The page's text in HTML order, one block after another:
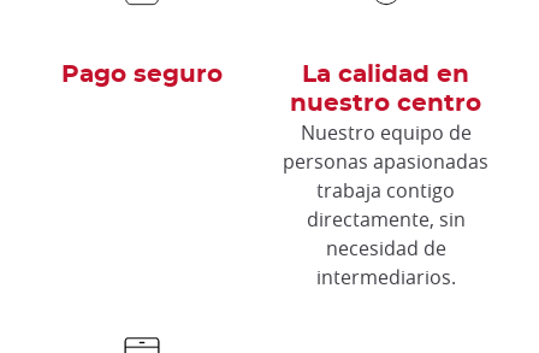
Pago seguro
La calidad en
nuestro centro
Nuestro equipo de
personas apasionadas
trabaja contigo
directamente, sin
necesidad de
intermediarios.